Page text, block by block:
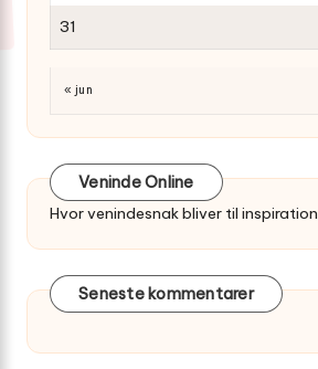
31
« jun
Veninde Online
Hvor venindesnak bliver til inspiration
Seneste kommentarer